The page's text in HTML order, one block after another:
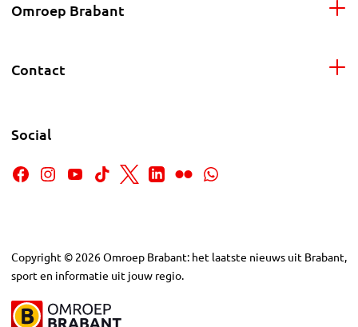
Omroep Brabant
Contact
Social
Copyright © 2026Omroep Brabant: het laatste nieuws uit Brabant,
sport en informatie uit jouw regio.